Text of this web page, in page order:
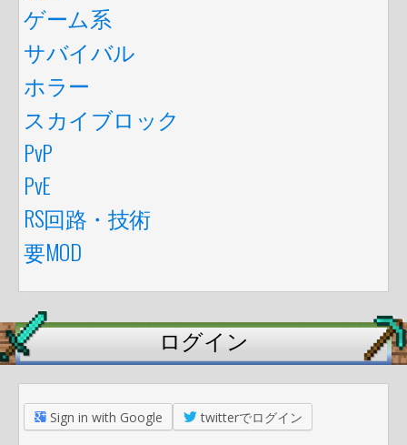
ゲーム系
サバイバル
ホラー
スカイブロック
PvP
PvE
RS回路・技術
要MOD
ログイン
Sign in with Google twitterでログイン